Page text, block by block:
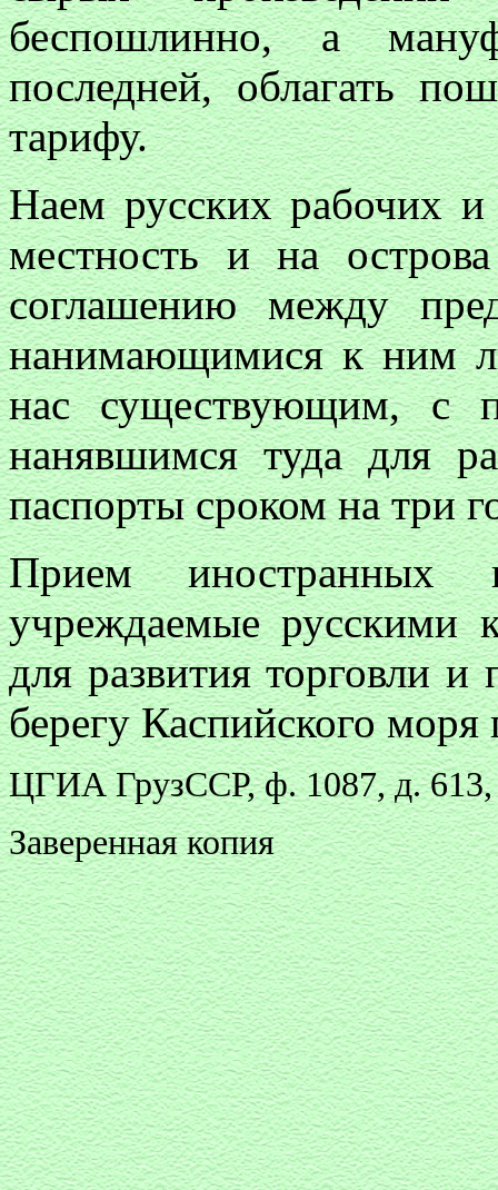
беспошлинно, а
последней, облагать
тарифу.
Наем русских рабочих и
местность и на
соглашению между
нанимающимися к ним
нас существующим, с
нанявшимся туда для
паспорты сроком на три
Прием иностранных
учреждаемые русскими
для развития торговли
берегу Каспийского
ЦГИА ГрузССР, ф. 1087, д.
Заверенная копия